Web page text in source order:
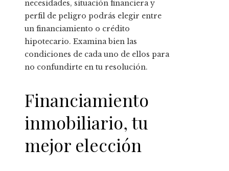
necesidades, situación financiera y
perfil de peligro podrás elegir entre
un financiamiento o crédito
hipotecario. Examina bien las
condiciones de cada uno de ellos para
no confundirte en tu resolución.
Financiamiento
inmobiliario, tu
mejor elección